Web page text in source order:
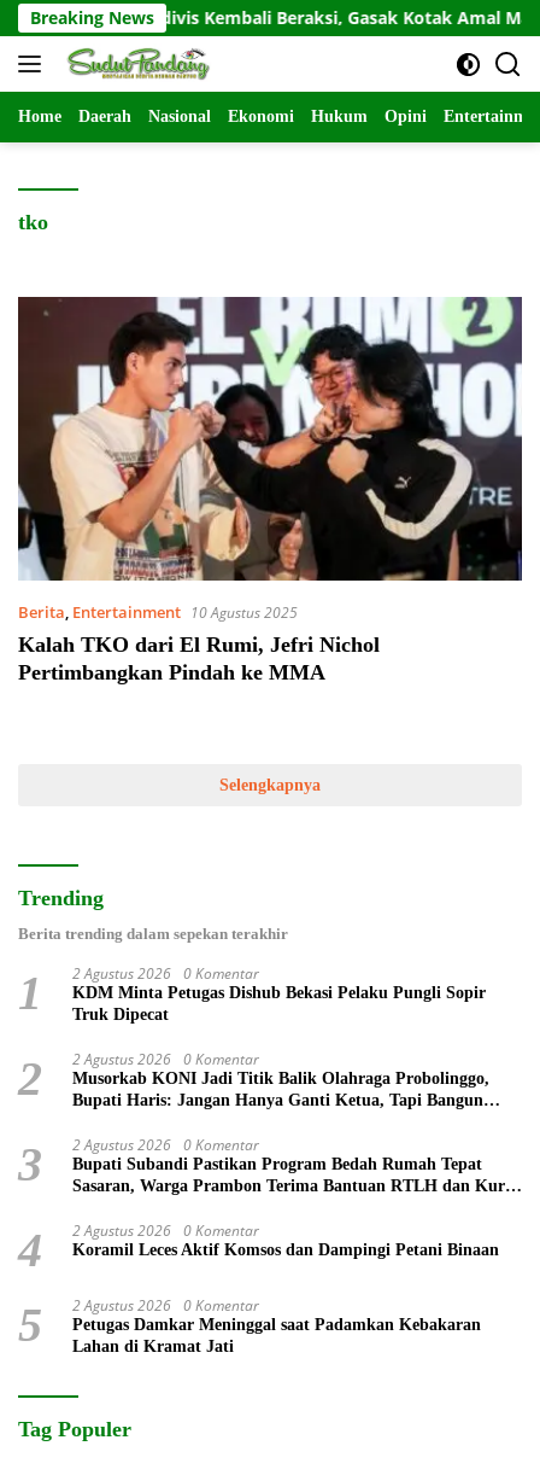
Langsung
ke
konten
Breaking News
Residivis Kembali Beraksi, Gasak Kotak Amal Masjid
Home Daerah Nasional Ekonomi Hukum Opini
tko
Berita, Entertainment 10 Agustus 2025
Kalah TKO dari El Rumi, Jefri Nichol
Pertimbangkan Pindah ke MMA
Selengkapnya
Trending
Berita trending dalam sepekan terakhir
1 2 Agustus 2026 0 Komentar
KDM Minta Petugas Dishub Bekasi Pelaku Pungli Sopir
Truk Dipecat
2 2 Agustus 2026 0 Komentar
Musorkab KONI Jadi Titik Balik Olahraga Probolinggo,
Bupati Haris: Jangan Hanya Ganti Ketua, Tapi Bangun
3 2 Agustus 2026 0 Komentar
Bupati Subandi Pastikan Program Bedah Rumah Tepat
Sasaran, Warga Prambon Terima Bantuan RTLH dan Kursi
4 2 Agustus 2026 0 Komentar
Koramil Leces Aktif Komsos dan Dampingi Petani Binaan
5 2 Agustus 2026 0 Komentar
Petugas Damkar Meninggal saat Padamkan Kebakaran
Lahan di Kramat Jati
Tag Populer